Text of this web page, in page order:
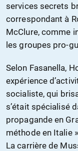
services secrets
correspondant à
McClure, comme
les groupes pro-
Selon Fasanella,
expérience
socialiste, qui
s’était spécialisé
propagande en
méthode en Italie
La carrière de